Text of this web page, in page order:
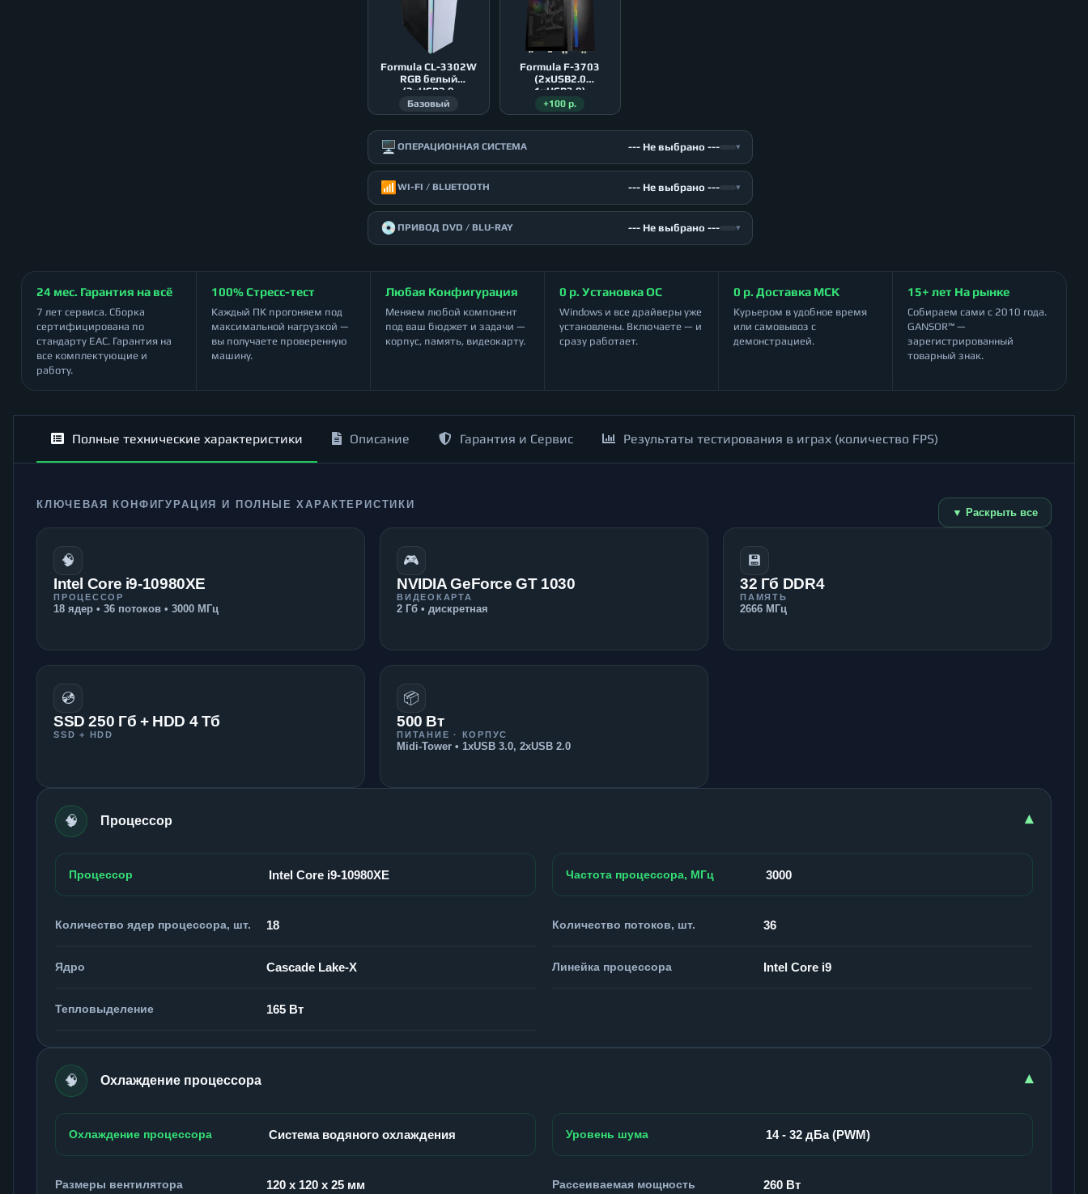
Formula CL-3302W
RGB белый
(2xUSB2.0
1xUSB3.0)
Базовый
Formula F-3703
(2xUSB2.0
1xUSB3.0)
+100 р.
🖥️ ОПЕРАЦИОННАЯ СИСТЕМА --- Не выбрано --- ▾
📶 WI-FI / BLUETOOTH --- Не выбрано --- ▾
💿 ПРИВОД DVD / BLU-RAY --- Не выбрано --- ▾
24 мес. Гарантия на всё
7 лет сервиса. Сборка
сертифицирована по
стандарту ЕАС. Гарантия на
все комплектующие и
работу.
100% Стресс-тест
Каждый ПК прогоняем под
максимальной нагрузкой —
вы получаете проверенную
машину.
Любая Конфигурация
Меняем любой компонент
под ваш бюджет и задачи —
корпус, память, видеокарту.
0 р. Установка ОС
Windows и все драйверы уже
установлены. Включаете — и
сразу работает.
0 р. Доставка МСК
Курьером в удобное время
или самовывоз с
демонстрацией.
15+ лет На рынке
Собираем сами с 2010 года.
GANSOR™ —
зарегистрированный
товарный знак.
Полные технические характеристики Описание Гарантия и Сервис Результаты тестирования в играх (количество FPS)
КЛЮЧЕВАЯ КОНФИГУРАЦИЯ И ПОЛНЫЕ ХАРАКТЕРИСТИКИ
▼ Раскрыть все
🧠
Intel Core i9-10980XE
ПРОЦЕССОР
18 ядер • 36 потоков • 3000 МГц
🎮
NVIDIA GeForce GT 1030
ВИДЕОКАРТА
2 Гб • дискретная
💾
32 Гб DDR4
ПАМЯТЬ
2666 МГц
💿
SSD 250 Гб + HDD 4 Тб
SSD + HDD
📦
500 Вт
ПИТАНИЕ · КОРПУС
Midi-Tower • 1xUSB 3.0, 2xUSB 2.0
🧠 Процессор ▾
Процессор Intel Core i9-10980XE Частота процессора, МГц 3000
Количество ядер процессора, шт. 18 Количество потоков, шт. 36
Ядро Cascade Lake-X Линейка процессора Intel Core i9
Тепловыделение 165 Вт
🧠 Охлаждение процессора ▾
Охлаждение процессора Система водяного охлаждения Уровень шума 14 - 32 дБа (PWM)
Размеры вентилятора 120 x 120 x 25 мм Рассеиваемая мощность 260 Вт